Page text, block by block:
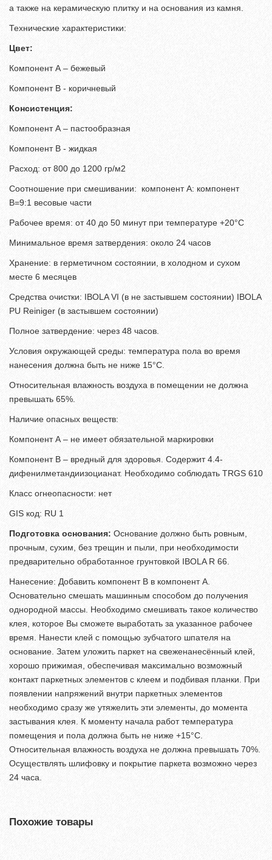
а также на керамическую плитку и на основания из камня.
Технические характеристики:
Цвет:
Компонент А – бежевый
Компонент В - коричневый
Консистенция:
Компонент А – пастообразная
Компонент В - жидкая
Расход: от 800 до 1200 гр/м2
Соотношение при смешивании: компонент А: компонент
В=9:1 весовые части
Рабочее время: от 40 до 50 минут при температуре +20°С
Минимальное время затвердения: около 24 часов
Хранение: в герметичном состоянии, в холодном и сухом
месте 6 месяцев
Средства очистки: IBOLA VI (в не застывшем состоянии) IBOLA
PU Reiniger (в застывшем состоянии)
Полное затвердение: через 48 часов.
Условия окружающей среды: температура пола во время
нанесения должна быть не ниже 15°С.
Относительная влажность воздуха в помещении не должна
превышать 65%.
Наличие опасных веществ:
Компонент А – не имеет обязательной маркировки
Компонент В – вредный для здоровья. Cодержит 4.4-
дифенилметандиизоцианат. Необходимо соблюдать TRGS 610
Класс огнеопасности: нет
GIS код: RU 1
Подготовка основания: Основание должно быть ровным,
прочным, сухим, без трещин и пыли, при необходимости
предварительно обработанное грунтовкой IBOLA R 66.
Нанесение: Добавить компонент В в компонент А.
Основательно смешать машинным способом до получения
однородной массы. Необходимо смешивать такое количество
клея, которое Вы сможете выработать за указанное рабочее
время. Нанести клей с помощью зубчатого шпателя на
основание. Затем уложить паркет на свеженанесённый клей,
хорошо прижимая, обеспечивая максимально возможный
контакт паркетных элементов с клеем и подбивая планки. При
появлении напряжений внутри паркетных элементов
необходимо сразу же утяжелить эти элементы, до момента
застывания клея. К моменту начала работ температура
помещения и пола должна быть не ниже +15°С.
Относительная влажность воздуха не должна превышать 70%.
Осуществлять шлифовку и покрытие паркета возможно через
24 часа.
Похожие товары